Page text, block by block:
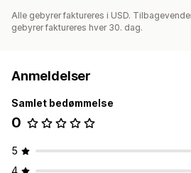
Alle gebyrer faktureres i USD.
gebyrer faktureres hver 30. dag.
Anmeldelser
Samlet bedømmelse
0
5